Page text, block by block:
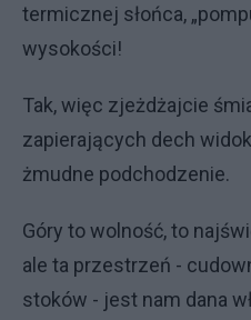
termicznej słońca,
wysokości!
Tak, więc zjeżdżajcie
zapierających dech
żmudne podchodzenie.
Góry to wolność, to
ale ta przestrzeń -
stoków - jest nam dana